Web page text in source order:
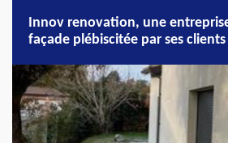
Innov renovation, une
façade plébiscitée par ses clients